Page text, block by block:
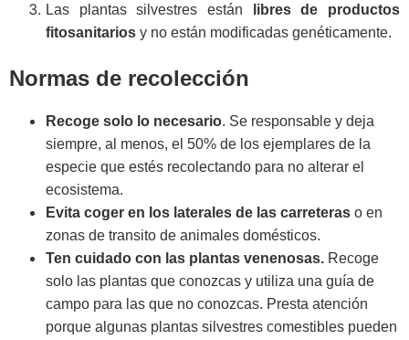
Las plantas silvestres están
libres de productos
fitosanitarios y no están modificadas genéticamente.
Normas de recolección
Recoge solo lo necesario. Se responsable y deja
siempre, al menos, el 50% de los ejemplares de la
especie que estés recolectando para no alterar el
ecosistema.
Evita coger en los laterales de las carreteras o en
zonas de transito de animales domésticos.
Ten cuidado con las plantas venenosas. Recoge
solo las plantas que conozcas y utiliza una guía de
campo para las que no conozcas. Presta atención
porque algunas plantas silvestres comestibles pueden